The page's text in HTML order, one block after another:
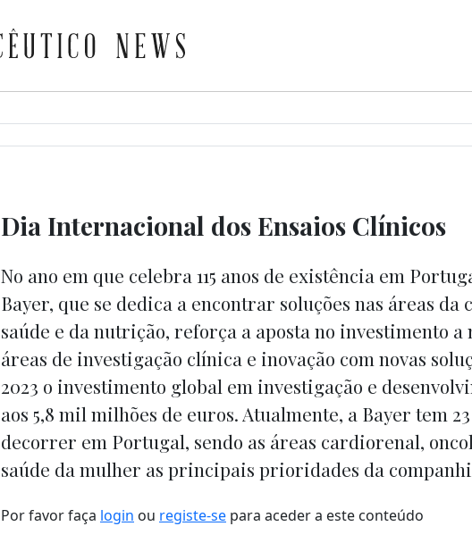
Dia Internacional dos Ensaios Clínicos
No ano em que celebra 115 anos de existência em
Bayer, que se dedica a encontrar soluções nas áreas da
saúde e da nutrição, reforça a aposta no investimento a
áreas de investigação clínica e inovação com novas
2023 o investimento global em investigação e
aos 5,8 mil milhões de euros. Atualmente, a Bayer tem
decorrer em Portugal, sendo as áreas cardiorenal,
saúde da mulher as principais prioridades da
Por favor faça login ou registe-se para aceder a este conteúdo